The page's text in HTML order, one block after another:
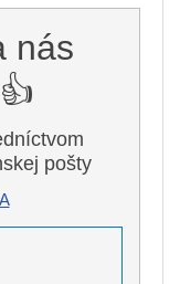
nás
pošty